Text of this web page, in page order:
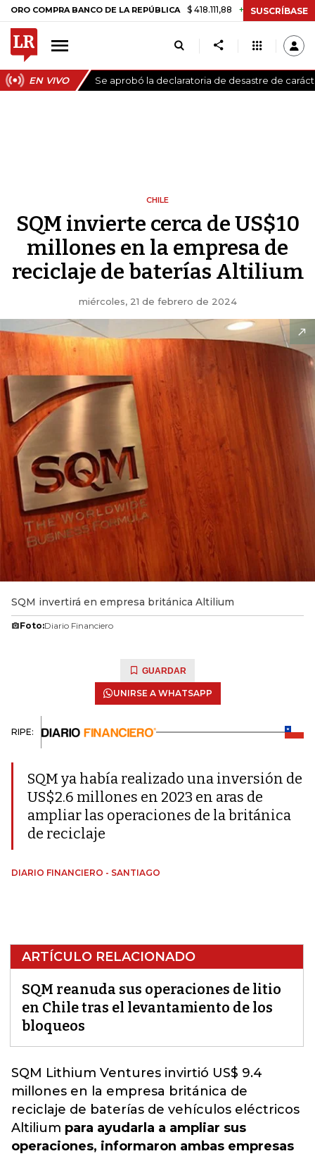
BANCO DE LA REPÚBLICA $ 418.111,88 +$ 9.612,91 +2,35%
SUSCRÍBASE
EN VIVO Se aprobó la declaratoria de desastre de
CHILE
SQM invierte cerca de US$10
millones en la empresa de
reciclaje de baterías Altilium
miércoles, 21 de febrero de 2024
SQM invertirá en empresa británica Altilium
Foto:Diario Financiero
GUARDAR
UNIRSE A WHATSAPP
RIPE:
SQM ya había realizado una inversión de
US$2.6 millones en 2023 en aras de
ampliar las operaciones de la británica
de reciclaje
DIARIO FINANCIERO - SANTIAGO
ARTÍCULO RELACIONADO
SQM reanuda sus operaciones de litio
en Chile tras el levantamiento de los
bloqueos
SQM Lithium Ventures invirtió US$ 9.4
millones en la empresa británica de
reciclaje de baterías de vehículos eléctricos
Altilium para ayudarla a ampliar sus
operaciones, informaron ambas empresas